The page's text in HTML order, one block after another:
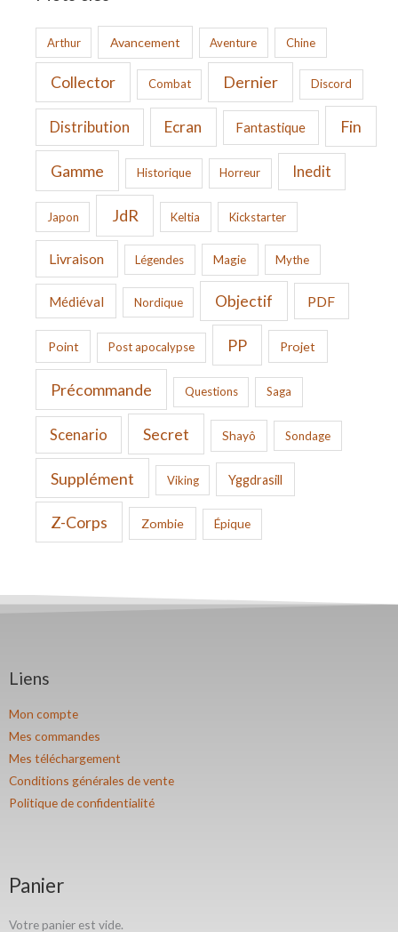
Arthur Avancement Aventure Chine
Collector Combat Dernier Discord
Distribution Ecran Fantastique Fin
Gamme Historique Horreur Inedit
Japon JdR Keltia Kickstarter
Livraison Légendes Magie Mythe
Médiéval Nordique Objectif PDF
Point Post apocalypse PP Projet
Précommande Questions Saga
Scenario Secret Shayô Sondage
Supplément Viking Yggdrasill
Z-Corps Zombie Épique
Liens
Mon compte
Mes commandes
Mes téléchargement
Conditions générales de vente
Politique de confidentialité
Panier
Votre panier est vide.